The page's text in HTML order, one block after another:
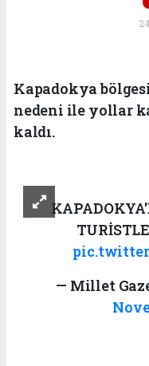
Kapadokya
nedeni ile yollar
kaldı.
— Millet